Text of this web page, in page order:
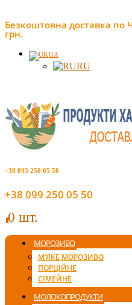
Безкоштовна доставка по
грн.
UA
RU
+38 093 250 05 50
+38 099 250 05 50
00 шт.
МОРОЗИВО
М’ЯКЕ МОРОЗИВО
ПОРЦІЙНЕ
СІМЕЙНЕ
МОЛОКОПРОДУКТИ